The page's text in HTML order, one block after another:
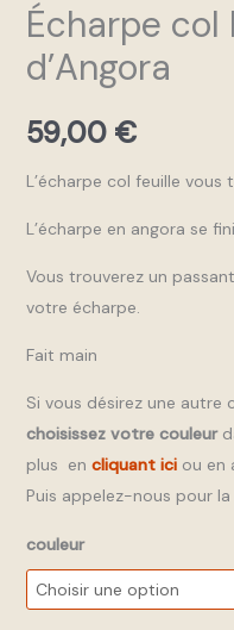
Écharpe
d’Angora
59,00 €
L’écharpe col feuille vous
L’écharpe en angora se
Vous trouverez un
votre écharpe.
Fait main
Si vous désirez une autre
choisissez votre couleur
plus en cliquant iciou en
Puis appelez-nous pour
couleur